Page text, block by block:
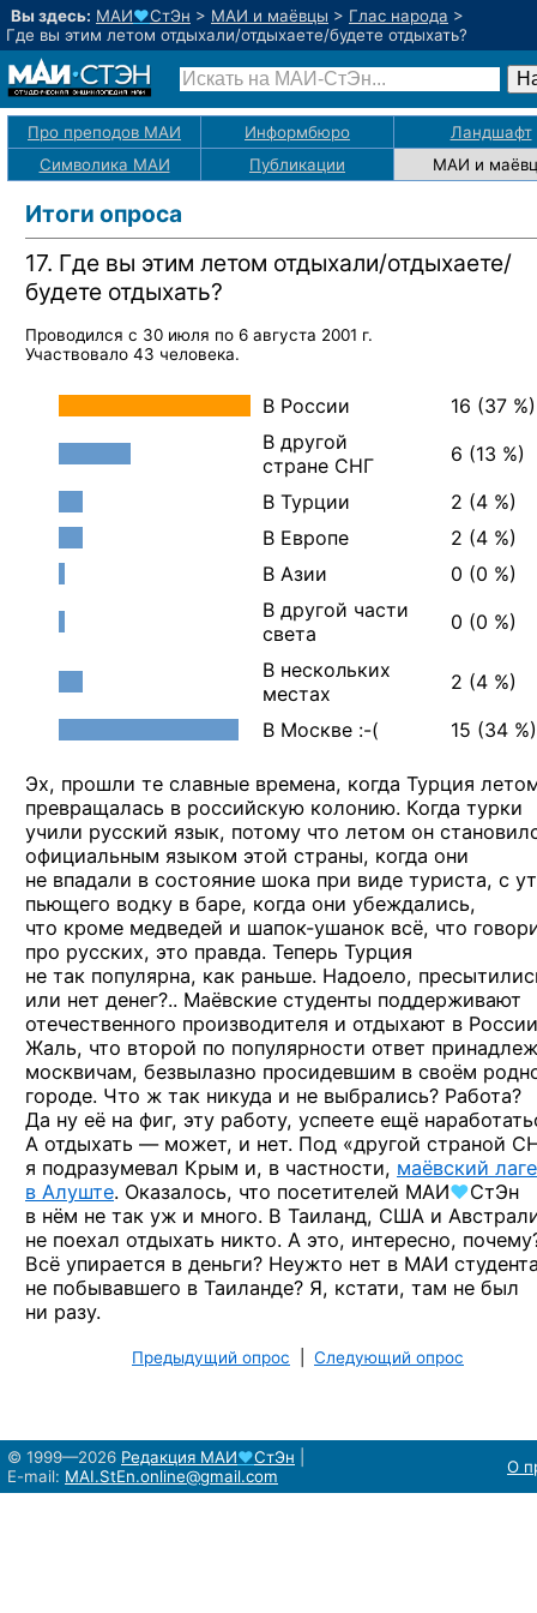
Вы здесь: МАИ♥СтЭн > МАИ и маёвцы > Глас народа >
Где вы этим летом отдыхали/отдыхаете/будете отдыхать?
Про преподов МАИ Информбюро
Ландшафт
Символика МАИ
Публикации МАИ и
Итоги опроса
17. Где вы этим летом отдыхали/отдыхаете/
будете отдыхать?
Проводился с 30 июля по 6 августа 2001 г.
Участвовало 43 человека.
В России
16 (37 %)
В другой
стране СНГ
6 (13 %)
В Турции
2 (4 %)
В Европе
2 (4 %)
В Азии
0 (0 %)
В другой части
света
0 (0 %)
В нескольких
местах
2 (4 %)
В Москве :-( 15 (34 %)
Эх, прошли те славные времена, когда Турция
превращалась в российскую колонию. Когда турки
учили русский язык, потому что летом он
официальным языком этой страны, когда они
не впадали в состояние шока при виде туриста, с
пьющего водку в баре, когда они убеждались,
что кроме медведей и шапок-ушанок всё, что
про русских, это правда. Теперь Турция
не так популярна, как раньше. Надоело,
или нет денег?.. Маёвские студенты поддерживают
отечественного производителя и отдыхают в
Жаль, что второй по популярности ответ
москвичам, безвылазно просидевшим в своём
городе. Что ж так никуда и не выбрались? Работа?
Да ну её на фиг, эту работу, успеете ещё
А отдыхать —может, и нет. Под «другой страной
я подразумевал Крым и, в частности, маёвский
в Алуште. Оказалось, что посетителей МАИ♥СтЭн
в нём не так уж и много. В Таиланд, США и
не поехал отдыхать никто. А это, интересно,
Всё упирается в деньги? Неужто нет в МАИ
не побывавшего в Таиланде? Я, кстати, там не был
ни разу.
Предыдущий опрос Следующий опрос
© 1999—2026 Редакция МАИ♥СтЭн
E-mail: MAI.StEn.online@gmail.com О